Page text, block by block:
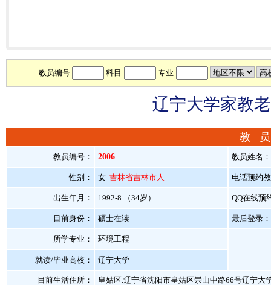
教员编号 科目: 专业:
辽宁大学家教
教
教员编号： 2006 教员姓名
性别： 女 吉林省吉林市人 电话预约
出生年月： 1992-8 （34岁） QQ在线预
目前身份： 硕士在读 最后登录
所学专业： 环境工程
就读/毕业高校： 辽宁大学
目前生活住所： 皇姑区.辽宁省沈阳市皇姑区崇山中路66号辽宁大